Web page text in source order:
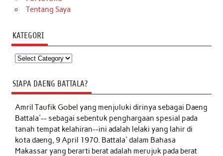
Tentang Saya
KATEGORI
Kategori
SIAPA DAENG BATTALA?
Amril Taufik Gobelyang menjuluki dirinya sebagai Daeng
Battala'-- sebagai sebentuk penghargaan spesial pada
tanah tempat kelahiran--ini adalah lelaki yang lahir di
kota daeng, 9 April 1970. Battala' dalam Bahasa
Makassar yang berarti berat adalah merujuk pada berat